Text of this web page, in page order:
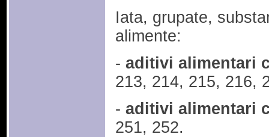
Iata, grupate,
alimente:
- aditivi alimentari
213, 214, 215, 216,
- aditivi alimentari
251, 252.